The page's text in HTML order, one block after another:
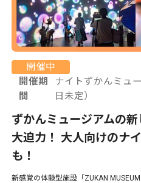
開催中
開催期
間
ナイトずかんミュ
日未定）
ずかんミュージアムの
大迫力！ 大人向けのナ
も！
新感覚の体験型施設「ZUKAN